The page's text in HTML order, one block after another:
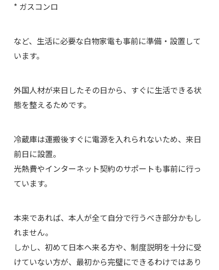
* ガスコンロ
など、生活に必要な白物家電も事前に準備・設置して
います。
外国人材が来日したその日から、すぐに生活できる状
態を整えるためです。
冷蔵庫は運搬後すぐに電源を入れられないため、来日
前日に設置。
光熱費やインターネット契約のサポートも事前に行っ
ています。
本来であれば、本人が全て自分で行うべき部分かもし
れません。
しかし、初めて日本へ来る方や、制度説明を十分に受
けていない方が、最初から完璧にできるわけではあり